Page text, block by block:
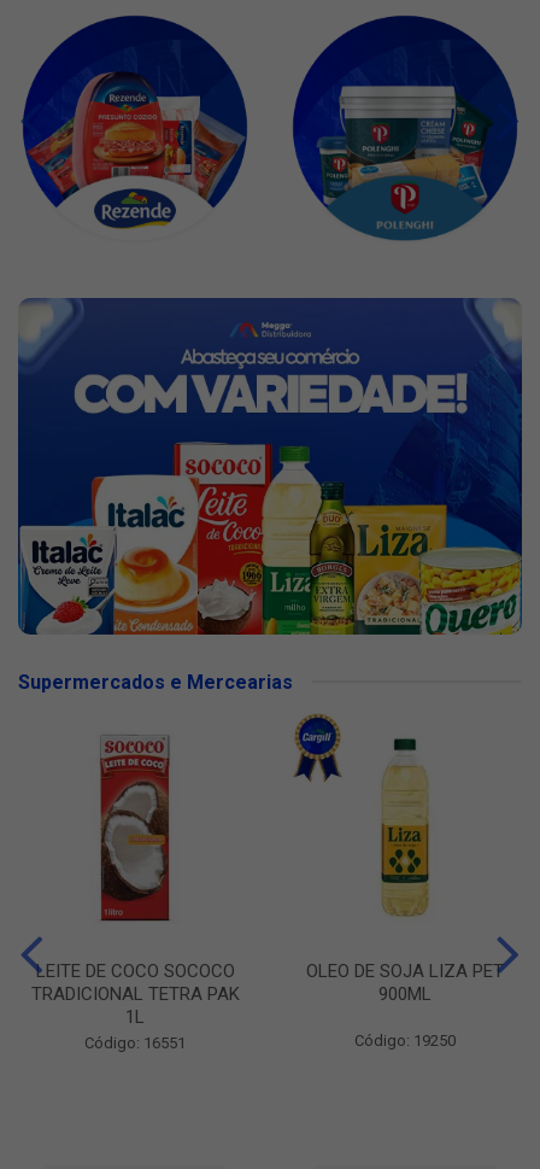
Supermercados e Mercearias
LEITE DE COCO SOCOCO
TRADICIONAL TETRA PAK
1L
Código: 16551
OLEO DE SOJA LIZA PET
900ML
Código: 19250